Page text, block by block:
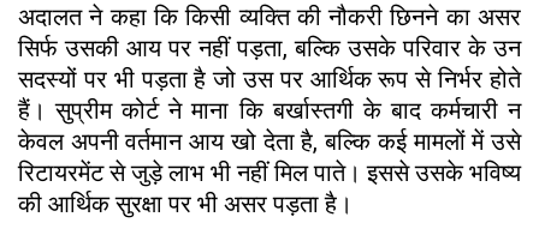
अदालत ने कहा कि किसी व्यक्ति की नौकरी छिनने का असर
सिर्फ उसकी आय पर नहीं पड़ता, बल्कि उसके परिवार के उन
सदस्यों पर भी पड़ता है जो उस पर आर्थिक रूप से निर्भर होते
हैं। सुप्रीम कोर्ट ने माना कि बर्खास्तगी के बाद कर्मचारी न
केवल अपनी वर्तमान आय खो देता है, बल्कि कई मामलों में उसे
रिटायरमेंट से जुड़े लाभ भी नहीं मिल पाते। इससे उसके भविष्य
की आर्थिक सुरक्षा पर भी असर पड़ता है।